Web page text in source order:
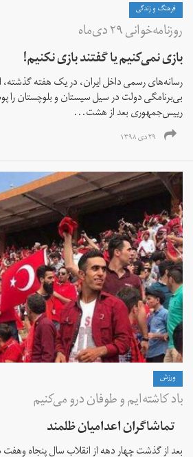
فرهنگ و زندگی
روزنامه‌خوانی ۲۹ دی‌ماه
بازی نمی‌کنیم یا گفتند بازی نکنیم!
رسانه‌های رسمی داخل ایران، در یک هفته گذشته،
بی‌برنامگی دولت در سیل سیستان و بلوچستان را
رییس‌جمهوری بعد از هشت...
۲۹ دی ۱۳۹۸
ورزش
باد کاشته‌ایم و طوفان درو می‌کنیم
تماشاگران اعدامیان ظلمند
بعد از گذشت چهار دهه از انقلاب سال پنجاه